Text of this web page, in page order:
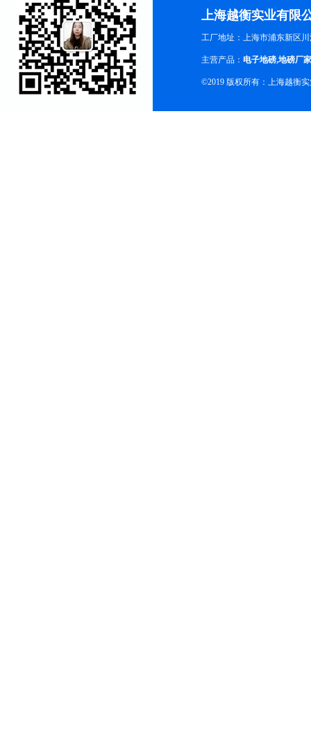
上海越衡实业有限
工厂地址：上海市浦东新区川
主营产品： 电子地磅,地磅厂家
©2019 版权所有：上海越衡